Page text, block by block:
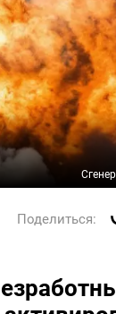
Поделиться: